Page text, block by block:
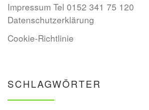
Impressum Tel 0152 341 75 120
Datenschutzerklärung
Cookie-Richtlinie
SCHLAGWÖRTER